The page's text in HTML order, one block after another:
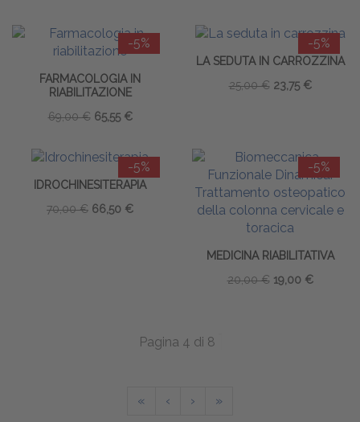
-5%
FARMACOLOGIA IN
RIABILITAZIONE
69,00 € 65,55 €
-5%
LA SEDUTA IN CARROZZINA
25,00 € 23,75 €
-5%
IDROCHINESITERAPIA
70,00 € 66,50 €
-5%
MEDICINA RIABILITATIVA
20,00 € 19,00 €
Pagina 4 di 8
« ‹ › »